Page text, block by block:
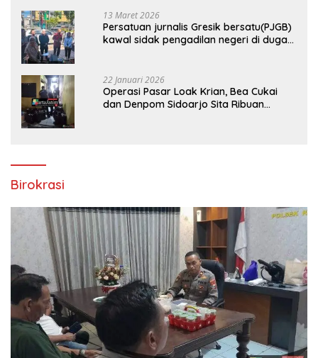
13 Maret 2026
Persatuan jurnalis Gresik bersatu(PJGB)
kawal sidak pengadilan negeri di duga
22 Januari 2026
Operasi Pasar Loak Krian, Bea Cukai
dan Denpom Sidoarjo Sita Ribuan
Birokrasi